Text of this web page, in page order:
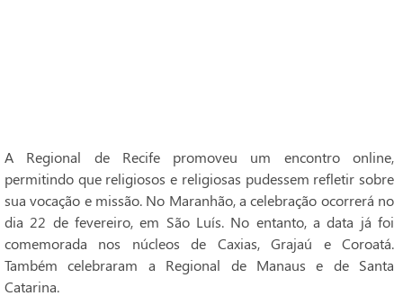
A Regional de Recife promoveu um encontro online,
permitindo que religiosos e religiosas pudessem refletir sobre
sua vocação e missão. No Maranhão, a celebração ocorrerá no
dia 22 de fevereiro, em São Luís. No entanto, a data já foi
comemorada nos núcleos de Caxias, Grajaú e Coroatá.
Também celebraram a Regional de Manaus e de Santa
Catarina.